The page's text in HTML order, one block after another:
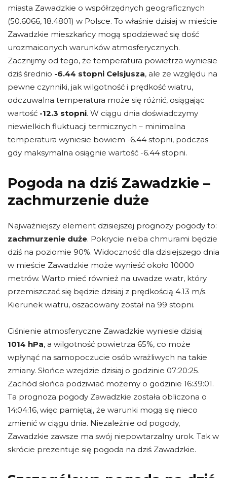
miasta Zawadzkie o współrzędnych geograficznych
(50.6066, 18.4801) w Polsce. To właśnie dzisiaj w mieście
Zawadzkie mieszkańcy mogą spodziewać się dość
urozmaiconych warunków atmosferycznych.
Zacznijmy od tego, że temperatura powietrza wyniesie
dziś średnio -6.44 stopni Celsjusza, ale ze względu na
pewne czynniki, jak wilgotność i prędkość wiatru,
odczuwalna temperatura może się różnić, osiągając
wartość -12.3 stopni. W ciągu dnia doświadczymy
niewielkich fluktuacji termicznych – minimalna
temperatura wyniesie bowiem -6.44 stopni, podczas
gdy maksymalna osiągnie wartość -6.44 stopni.
Pogoda na dziś Zawadzkie –
zachmurzenie duże
Najważniejszy element dzisiejszej prognozy pogody to:
zachmurzenie duże. Pokrycie nieba chmurami będzie
dziś na poziomie 90%. Widoczność dla dzisiejszego dnia
w mieście Zawadzkie może wynieść około 10000
metrów. Warto mieć również na uwadze wiatr, który
przemiszczać się będzie dzisiaj z prędkością 4.13 m/s.
Kierunek wiatru, oszacowany został na 99 stopni.
Ciśnienie atmosferyczne Zawadzkie wyniesie dzisiaj
1014 hPa, a wilgotność powietrza 65%, co może
wpłynąć na samopoczucie osób wrażliwych na takie
zmiany. Słońce wzejdzie dzisiaj o godzinie 07:20:25.
Zachód słońca podziwiać możemy o godzinie 16:39:01.
Ta prognoza pogody Zawadzkie została obliczona o
14:04:16, więc pamiętaj, że warunki mogą się nieco
zmienić w ciągu dnia. Niezależnie od pogody,
Zawadzkie zawsze ma swój niepowtarzalny urok. Tak w
skrócie prezentuje się pogoda na dziś Zawadzkie.